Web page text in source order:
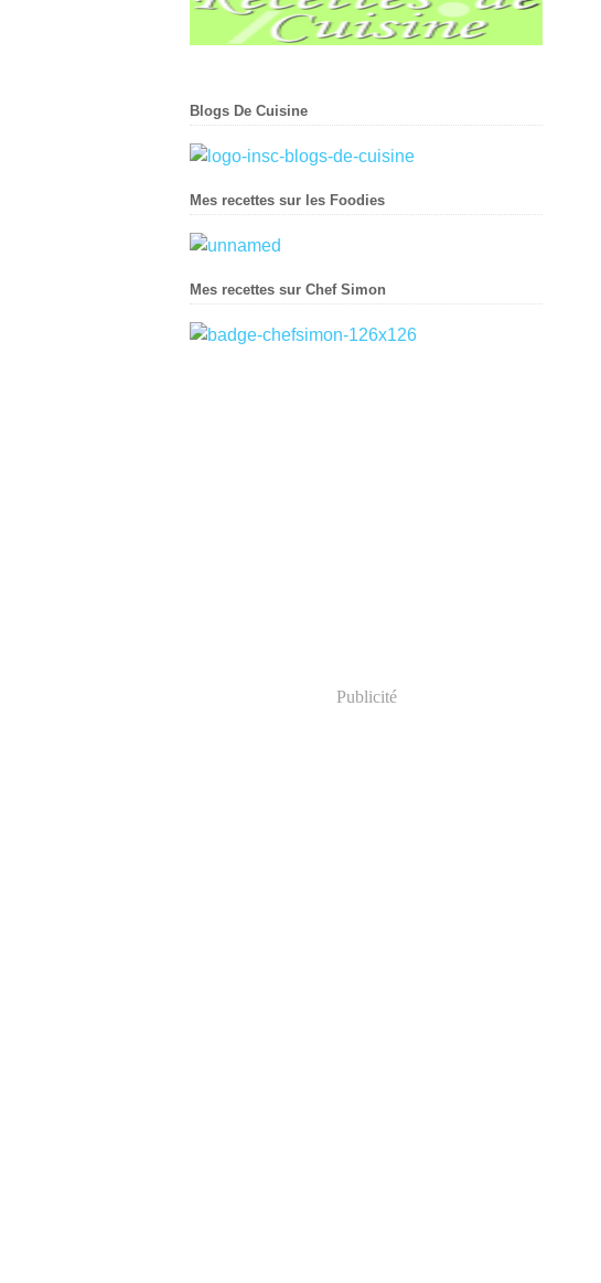
Blogs De Cuisine
Mes recettes sur les Foodies
Mes recettes sur Chef Simon
Publicité